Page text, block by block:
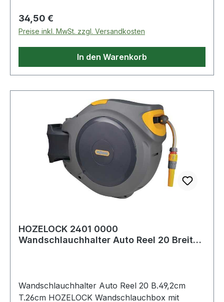
Regulärer Preis:
34,50 €
Preise inkl. MwSt. zzgl. Versandkosten
In den Warenkorb
HOZELOCK 2401 0000
Wandschlauchhalter Auto Reel 20 Breite
Wandschlauchhalter Auto Reel 20 B.49,2cm
T.26cm HOZELOCK Wandschlauchbox mit